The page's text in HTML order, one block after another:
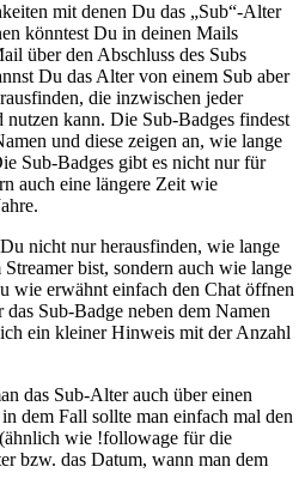
mit denen Du das „Sub“-Alter
könntest Du in deinen Mails
über den Abschluss des Subs
Du das Alter von einem Sub aber
die inzwischen jeder
kann. Die Sub-Badges findest
und diese zeigen an, wie lange
Sub-Badges gibt es nicht nur für
auch eine längere Zeit wie
nicht nur herausfinden, wie lange
bist, sondern auch wie lange
wie erwähnt einfach den Chat öffnen
Sub-Badge neben dem Namen
ein kleiner Hinweis mit der Anzahl
das Sub-Alter auch über einen
dem Fall sollte man einfach mal den
wie !followage für die
bzw. das Datum, wann man dem